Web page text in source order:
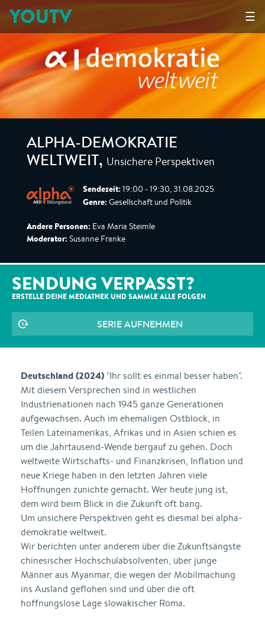
☰
YOUTV
ALPHA-DEMOKRATIE
WELTWEIT, Unsichere Perspektiven
Sendezeit: 19:00 - 19:30, 31.08.2025
Genre: Gesellschaft und Politik
Andere Personen: Eva Maria Steimle
Moderator: Susanne Franke
SENDUNG VERPASST?
ERSTELLE DEINE MEDIATHEK UND SAMMLE ALLE FOLGEN
SERIE AUFNEHMEN
Deutschland (2024) "Ihr sollt es einmal besser haben".
Mit diesem Versprechen sind in westlichen
Industrienationen nach 1945 ganze Generationen
aufgewachsen. Auch im ehemaligen Ostblock, in
Teilen Lateinamerikas, Afrikas und in Asien schien es
um die Jahrtausend-Wende bergauf zu gehen. Doch
weltweite Wirtschafts- und Finanzkrisen, Inflation und
neue Kriege haben in den letzten Jahren viele
Hoffnungen zunichte gemacht. Wer heute jung ist,
dem wird beim Blick in die Zukunft oft bang.
Um unsichere Perspektiven geht es diesmal bei alpha-
demokratie weltweit.
Wir berichten unter anderem über die Zukunftsängste
chinesischer Hochschulabsolventen, über junge
Männer aus Myanmar, die wegen der Mobilmachung
ins Ausland geflohen sind und über die oft
hoffnungslose Lage slowakischer Roma.